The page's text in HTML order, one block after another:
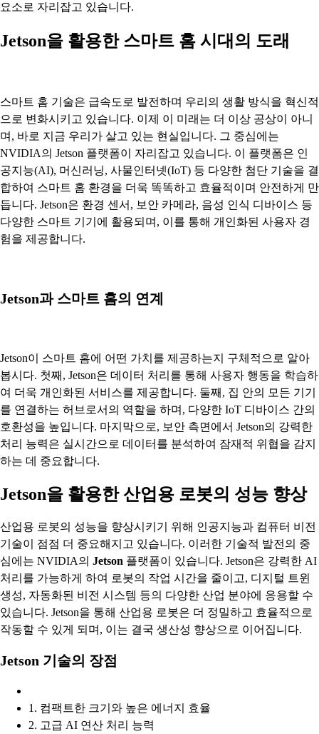
요소로 자리잡고 있습니다.
Jetson을 활용한 스마트 홈 시대의 도래
스마트 홈 기술은 급속도로 발전하며 우리의 생활 방식을 혁신적
으로 변화시키고 있습니다. 이제 이 미래는 더 이상 공상이 아니
며, 바로 지금 우리가 살고 있는 현실입니다. 그 중심에는
NVIDIA의 Jetson 플랫폼이 자리잡고 있습니다. 이 플랫폼은 인
공지능(AI), 머신러닝, 사물인터넷(IoT) 등 다양한 첨단 기술을 결
합하여 스마트 홈 환경을 더욱 똑똑하고 효율적이며 안전하게 만
듭니다. Jetson은 환경 센서, 보안 카메라, 음성 인식 디바이스 등
다양한 스마트 기기에 활용되며, 이를 통해 개인화된 사용자 경
험을 제공합니다.
Jetson과 스마트 홈의 연계
Jetson이 스마트 홈에 어떤 가치를 제공하는지 구체적으로 알아
봅시다. 첫째, Jetson은 데이터 처리를 통해 사용자 행동을 학습하
여 더욱 개인화된 서비스를 제공합니다. 둘째, 집 안의 모든 기기
를 연결하는 허브로서의 역할을 하며, 다양한 IoT 디바이스 간의
호환성을 높입니다. 마지막으로, 보안 측면에서 Jetson의 강력한
처리 능력은 실시간으로 데이터를 분석하여 잠재적 위협을 감지
하는 데 중요합니다.
Jetson을 활용한 산업용 로봇의 성능 향상
산업용 로봇의 성능을 향상시키기 위해 인공지능과 컴퓨터 비전
기술이 점점 더 중요해지고 있습니다. 이러한 기술적 발전의 중
심에는 NVIDIA의 Jetson 플랫폼이 있습니다. Jetson은 강력한 AI
처리를 가능하게 하여 로봇의 작업 시간을 줄이고, 디지털 트윈
생성, 자동화된 비전 시스템 등의 다양한 산업 분야에 응용할 수
있습니다. Jetson을 통해 산업용 로봇은 더 정밀하고 효율적으로
작동할 수 있게 되며, 이는 결국 생산성 향상으로 이어집니다.
Jetson 기술의 장점
1. 컴팩트한 크기와 높은 에너지 효율
2. 고급 AI 연산 처리 능력